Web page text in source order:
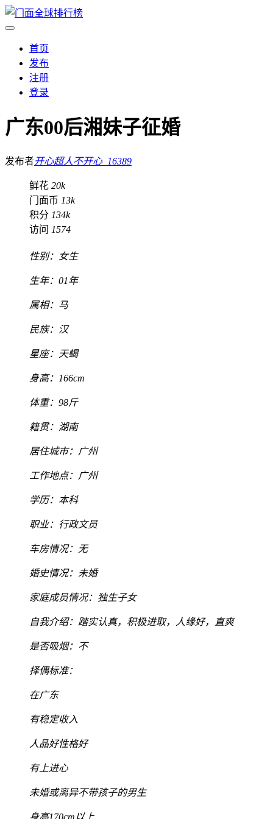
首页
发布
注册
登录
广东00后湘妹子征婚
发布者开心超人不开心_16389
鲜花 20k
门面币 13k
积分 134k
访问 1574
性别：女生
生年：01年
属相：马
民族：汉
星座：天蝎
身高：166cm
体重：98斤
籍贯：湖南
居住城市：广州
工作地点：广州
学历：本科
职业：行政文员
车房情况：无
婚史情况：未婚
家庭成员情况：独生子女
自我介绍：踏实认真，积极进取，人缘好，直爽
是否吸烟：不
择偶标准：
在广东
有稳定收入
人品好性格好
有上进心
未婚或离异不带孩子的男生
身高170cm以上